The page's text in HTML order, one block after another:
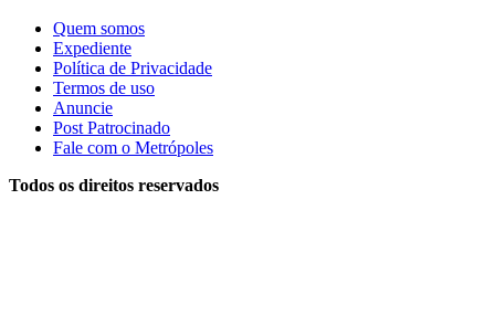
Quem somos
Expediente
Política de Privacidade
Termos de uso
Anuncie
Post Patrocinado
Fale com o Metrópoles
Todos os direitos reservados